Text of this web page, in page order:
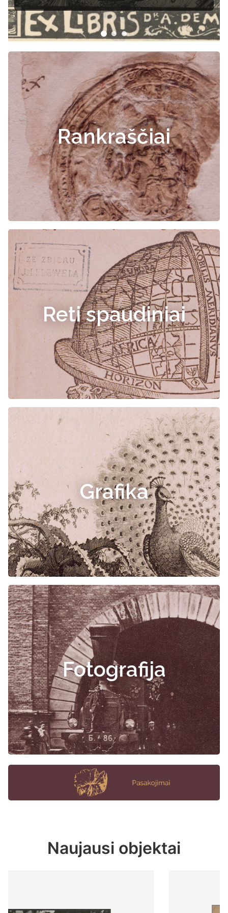
Rankraščiai
Reti spaudiniai
Grafika
Fotografija
Naujausi objektai